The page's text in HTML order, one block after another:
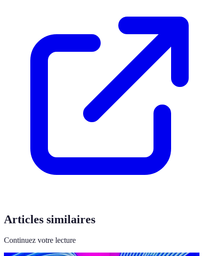
Articles similaires
Continuez votre lecture